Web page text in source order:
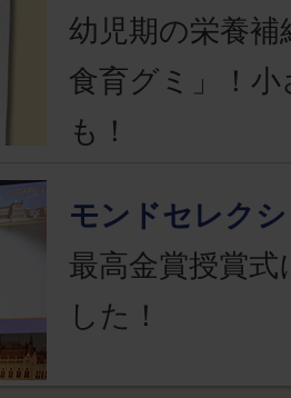
幼児期の栄養
食育グミ」！
も！
モンドセレク
最高金賞授賞
した！